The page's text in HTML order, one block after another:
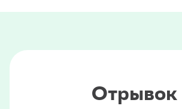
Отрывок